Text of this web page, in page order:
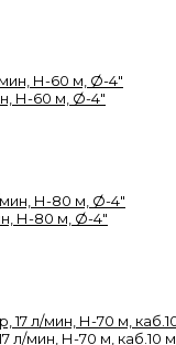
Н-60 м, Ø-4"
Н-80 м, Ø-4"
л/мин, Н-70 м, каб.10 м